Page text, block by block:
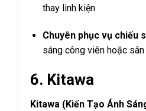
thay linh kiện.
Chuyên phục vụ chiếu
sáng công viên hoặc sân
6. Kitawa
Kitawa (Kiến Tạo Ánh